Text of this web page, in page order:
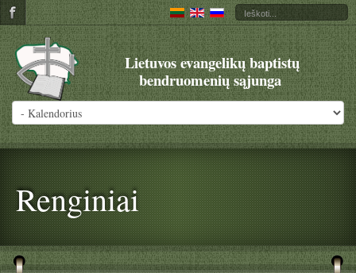
Lietuvos evangelikų baptistų
bendruomenių sąjunga
Renginiai